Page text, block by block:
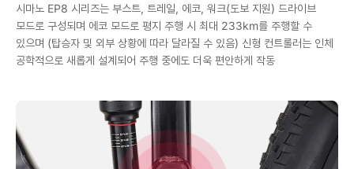
시마노 EP8 시리즈는 부스트, 트레일, 에코, 워크(도보 지원) 드라이브
모드로 구성되며 에코 모드로 평지 주행 시 최대 233km를 주행할 수
있으며 (탑승자 및 외부 상황에 따라 달라질 수 있음) 신형 컨트롤러는 인체
공학적으로 새롭게 설계되어 주행 중에도 더욱 편안하게 작동